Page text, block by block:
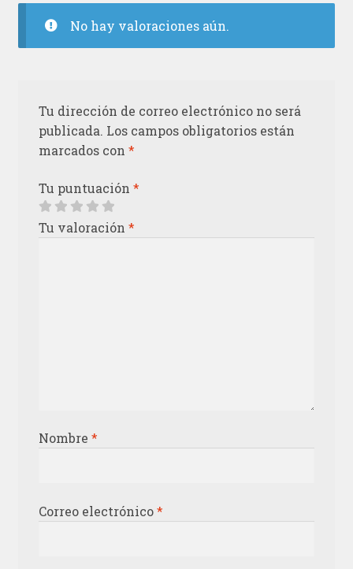
No hay valoraciones aún.
Tu dirección de correo electrónico no será
publicada. Los campos obligatorios están
marcados con *
Tu puntuación *
Tu valoración *
Nombre *
Correo electrónico*